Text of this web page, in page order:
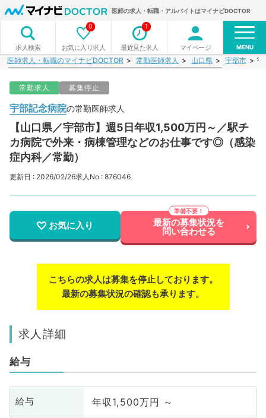
医師の求人・転職・アルバイトはマイナビDOCTOR
求人検索 お気に入り求人
0
最近見た求人
1
マイページ MENU
医師求人・転職のマイナビDOCTOR 常勤医師求人 山口県 宇部市 宇
常勤求人 募集停止
宇部記念病院の常勤医師求人
【山口県／宇部市】週5日年収1,500万円～／駅チ
カ病院で外来・病棟管理などのお仕事です◎（感染
症内科／常勤）
更新日 : 2026/02/26求人No : 876046
お気に入り 最新の募集状況を
問い合わせる
こちらの求人は募集を停止しております。
最新の募集状況の確認も承ります。
求人詳細
給与
給与 年収1,500万円 ～